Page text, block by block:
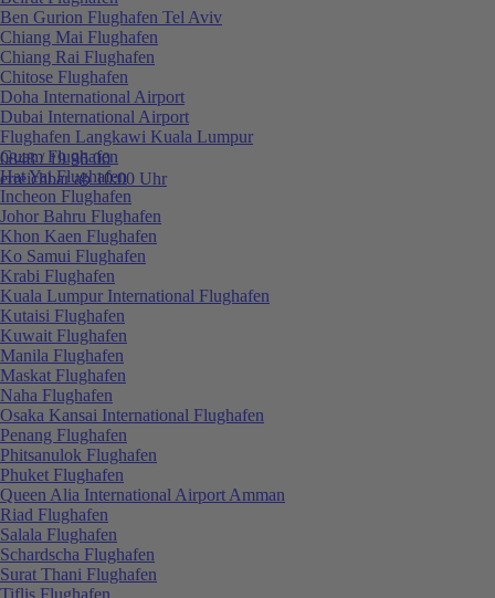
0848 / 19 96 00
erreichbar ab 10:00 Uhr
Ben Gurion Flughafen Tel Aviv
Chiang Mai Flughafen
Chiang Rai Flughafen
Chitose Flughafen
Doha International Airport
Dubai International Airport
Flughafen Langkawi Kuala Lumpur
Guam Flughafen
Hat Yai Flughafen
Incheon Flughafen
Johor Bahru Flughafen
Khon Kaen Flughafen
Ko Samui Flughafen
Krabi Flughafen
Kuala Lumpur International Flughafen
Kutaisi Flughafen
Kuwait Flughafen
Manila Flughafen
Maskat Flughafen
Naha Flughafen
Osaka Kansai International Flughafen
Penang Flughafen
Phitsanulok Flughafen
Phuket Flughafen
Queen Alia International Airport Amman
Riad Flughafen
Salala Flughafen
Schardscha Flughafen
Surat Thani Flughafen
Tiflis Flughafen